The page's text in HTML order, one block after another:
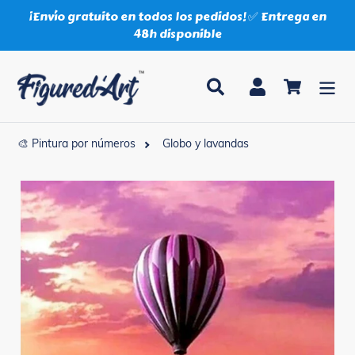
directamente
¡Envío gratuito en todos los pedidos! ✅ Entrega en
48h disponible
Buscar IngresarCarrito
🎨 Pintura por números Globo y lavandas